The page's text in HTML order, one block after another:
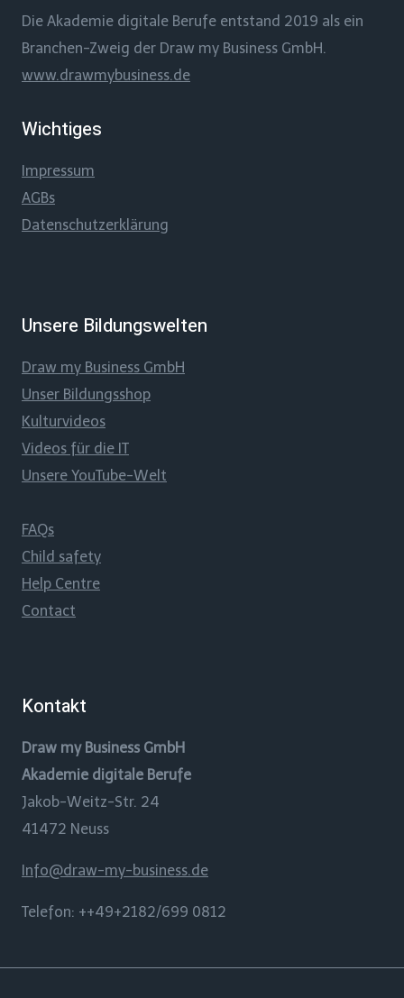
Die Akademie digitale Berufe entstand 2019 als ein
Branchen-Zweig der Draw my Business GmbH.
www.drawmybusiness.de
Wichtiges
Impressum
AGBs
Datenschutzerklärung
Unsere Bildungswelten
Draw my Business GmbH
Unser Bildungsshop
Kulturvideos
Videos für die IT
Unsere YouTube-Welt
FAQs
Child safety
Help Centre
Contact
Kontakt
Draw my Business GmbH
Akademie digitale Berufe
Jakob-Weitz-Str. 24
41472 Neuss
Info@draw-my-business.de
Telefon: ++49+2182/699 0812